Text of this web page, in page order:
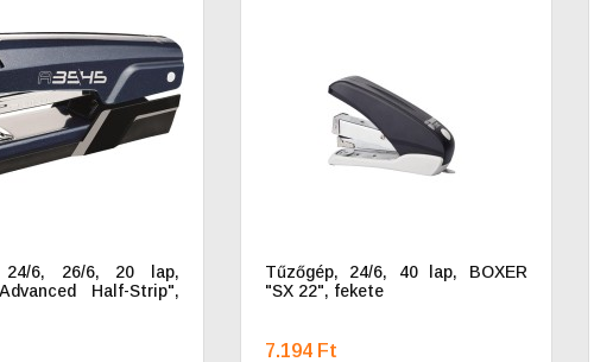
24/6, 26/6, 20 lap,
Half-Strip",
Tűzőgép, 24/6, 40 lap, BOXER
"SX 22", fekete
7.194 Ft